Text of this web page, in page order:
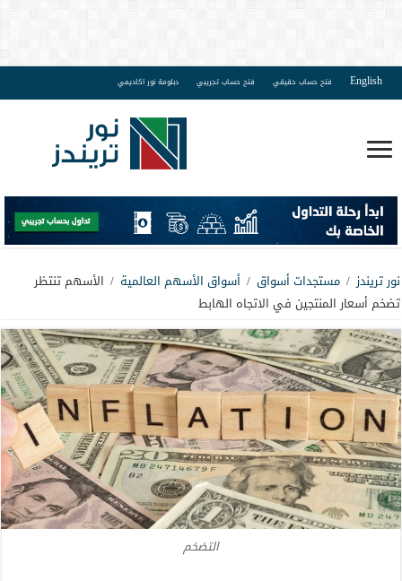
English فتح حساب حقيقي فتح حساب تجريبي دبلومة نور اكاديمي
نور تريندز / مستجدات أسواق / أسواق الأسهم العالمية / الأسهم تنتظر
تضخم أسعار المنتجين في الاتجاه الهابط
التضخم